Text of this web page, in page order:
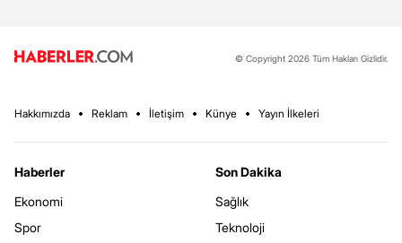
© Copyright 2026 Tüm Hakları Gizlidir.
Hakkımızda Reklam İletişim Künye Yayın İlkeleri
Haberler
Ekonomi
Spor
Son Dakika
Sağlık
Teknoloji